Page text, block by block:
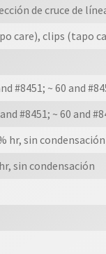
de cruce de
care), clips (tapo
~ 60 and
#8451; ~ 60 and
hr, sin condensación
sin condensación